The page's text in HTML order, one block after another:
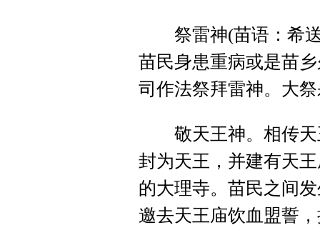
祭雷神(苗语：希送)
苗民身患重病或是苗
司作法祭拜雷神。大
敬天王神。相传天
封为天王，并建有天
的大理寺。苗民之间
邀去天王庙饮血盟誓